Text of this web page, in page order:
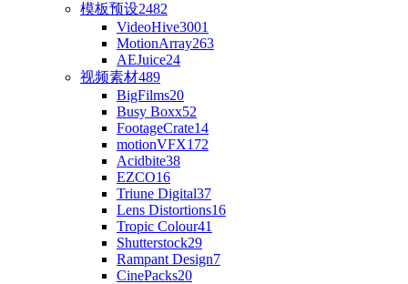
模板预设2482
VideoHive3001
MotionArray263
AEJuice24
视频素材489
BigFilms20
Busy Boxx52
FootageCrate14
motionVFX172
Acidbite38
EZCO16
Triune Digital37
Lens Distortions16
Tropic Colour41
Shutterstock29
Rampant Design7
CinePacks20